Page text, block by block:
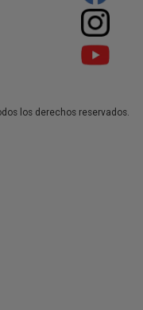
los derechos reservados.